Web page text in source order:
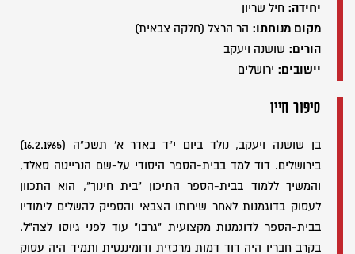
יחידה: חיל שריון
מקום מנוחתו: הר הרצל (חלקה צבאית)
הורים: שושנה ויעקב
יישובים: ירושלים
סיפור חייו
בן שושנה ויעקב, נולד ביום י"ד באדר א' תשכ"ה (16.2.1965)
בירושלים. דוד למד בבית-הספר היסודי על-שם הנרייטה סאלד,
והמשיך ללמוד בבית-הספר התיכון "בית חינוך", הוא התכוון
לעסוק בדוגמנות לאחר שירותו הצבאי והספיק להשלים לימודיו
בבית-הספר לדוגמנות מקצועית "גרבו" עוד לפני גיוסו לצה"ל.
בקרב חבריו היה דוד דמות מרכזית ודומיננטית ותמיד היה עסוק